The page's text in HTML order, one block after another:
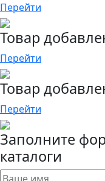
Перейти
Товар
Перейти
Товар
Перейти
Заполните
каталоги